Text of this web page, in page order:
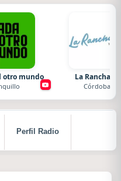
otro mundo La Ranchada
Córdoba
Perfil Radio